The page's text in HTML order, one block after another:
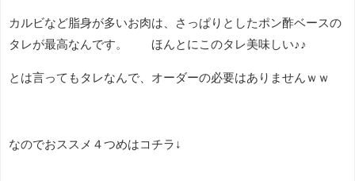
カルビなど脂身が多いお肉は、さっぱりとしたポン酢ベースの
タレが最高なんです。 ほんとにこのタレ美味しい♪♪
とは言ってもタレなんで、オーダーの必要はありませんｗｗ
なのでおススメ４つめはコチラ↓